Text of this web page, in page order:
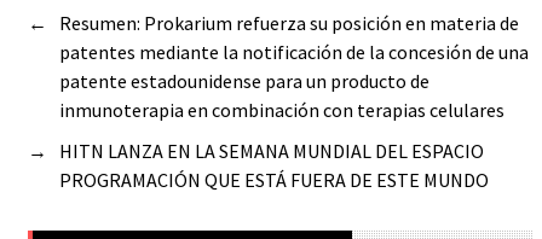
←
Resumen: Prokarium refuerza su posición en materia de
patentes mediante la notificación de la concesión de una
patente estadounidense para un producto de
inmunoterapia en combinación con terapias celulares
→
HITN LANZA EN LA SEMANA MUNDIAL DEL ESPACIO
PROGRAMACIÓN QUE ESTÁ FUERA DE ESTE MUNDO